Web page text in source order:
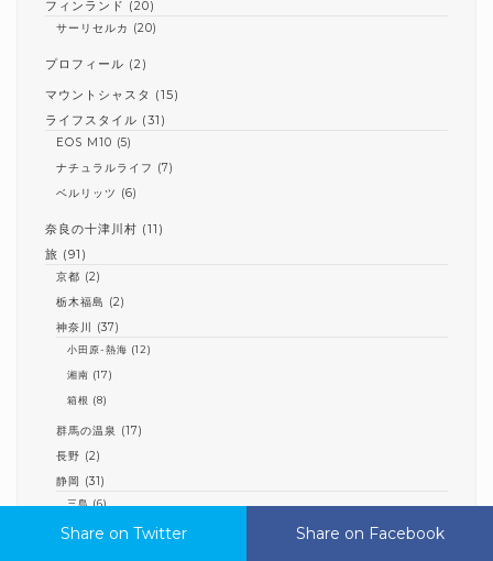
Share on Twitter Share on Facebook
フィンランド (20)
サーリセルカ (20)
プロフィール (2)
マウントシャスタ (15)
ライフスタイル (31)
EOS M10 (5)
ナチュラルライフ (7)
ベルリッツ (6)
奈良の十津川村 (11)
旅 (91)
京都 (2)
栃木福島 (2)
神奈川 (37)
小田原-熱海 (12)
湘南 (17)
箱根 (8)
群馬の温泉 (17)
長野 (2)
静岡 (31)
三島 (6)
伊豆(16)
Share on Twitter Share on Facebook